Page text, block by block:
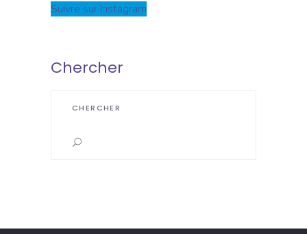
Suivre sur Instagram
Chercher